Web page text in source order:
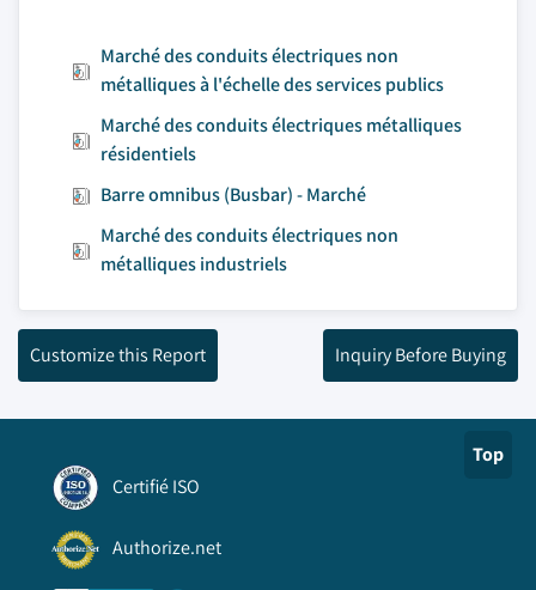
Marché des conduits électriques non
métalliques à l'échelle des services publics
Marché des conduits électriques métalliques
résidentiels
Barre omnibus (Busbar) - Marché
Marché des conduits électriques non
métalliques industriels
Customize this Report Inquiry Before Buying
Top
Certifié ISO
Authorize.net